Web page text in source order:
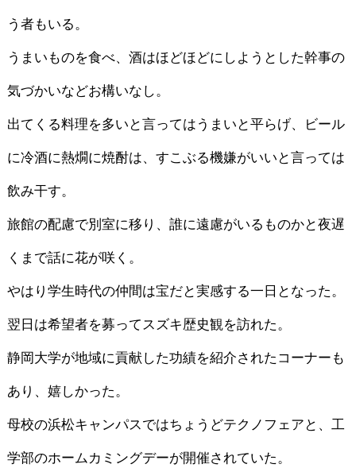
う者もいる。
うまいものを食べ、酒はほどほどにしようとした幹事の
気づかいなどお構いなし。
出てくる料理を多いと言ってはうまいと平らげ、ビール
に冷酒に熱燗に焼酎は、すこぶる機嫌がいいと言っては
飲み干す。
旅館の配慮で別室に移り、誰に遠慮がいるものかと夜遅
くまで話に花が咲く。
やはり学生時代の仲間は宝だと実感する一日となった。
翌日は希望者を募ってスズキ歴史観を訪れた。
静岡大学が地域に貢献した功績を紹介されたコーナーも
あり、嬉しかった。
母校の浜松キャンパスではちょうどテクノフェアと、工
学部のホームカミングデーが開催されていた。